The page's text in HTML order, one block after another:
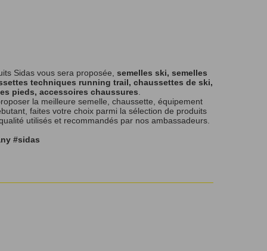
Sidas vous sera proposée, semelles ski, semelles
techniques running trail, chaussettes de ski,
pieds, accessoires chaussures
la meilleure semelle, chaussette, équipement
faites votre choix parmi la sélection de produits
utilisés et recommandés par nos ambassadeurs.
#sidas